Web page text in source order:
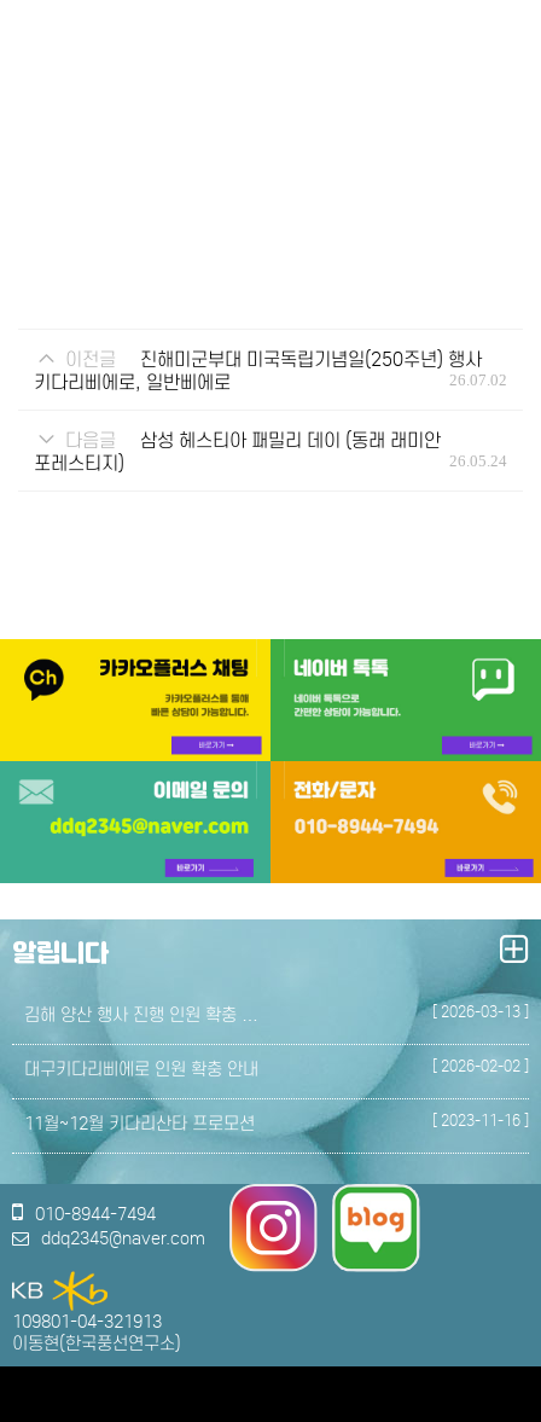
이전글
진해미군부대 미국독립기념일(250주년) 행사
키다리삐에로, 일반삐에로
26.07.02
다음글
삼성 헤스티아 패밀리 데이 (동래 래미안
포레스티지)
26.05.24
알립니다
김해 양산 행사 진행 인원 확충 … [ 2026-03-13 ]
대구키다리삐에로 인원 확충 안내 [ 2026-02-02 ]
11월~12월 키다리산타 프로모션 [ 2023-11-16 ]
010-8944-7494
ddq2345@naver.com
109801-04-321913
이동현(한국풍선연구소)